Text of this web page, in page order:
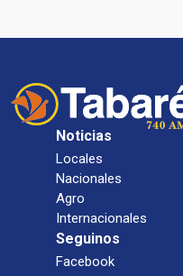
Noticias
Locales
Nacionales
Agro
Internacionales
Seguinos
Facebook